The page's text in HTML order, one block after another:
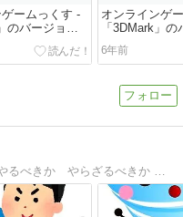
ームっくす -
のバージョン
登場。複数の
スプレイから任
オンラインゲ
「3DMark」
2.12.6949が登
GPUやディス
った
6年前
昔のエ○い人は言った 「ゲームをやるべきか やらざるべきか それが問題だ」 君なら どうする？